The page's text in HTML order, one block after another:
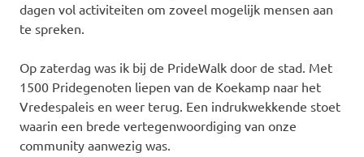
dagen vol activiteiten om zoveel mogelijk mensen aan
te spreken.
Op zaterdag was ik bij de PrideWalk door de stad. Met
1500 Pridegenoten liepen van de Koekamp naar het
Vredespaleis en weer terug. Een indrukwekkende stoet
waarin een brede vertegenwoordiging van onze
community aanwezig was.